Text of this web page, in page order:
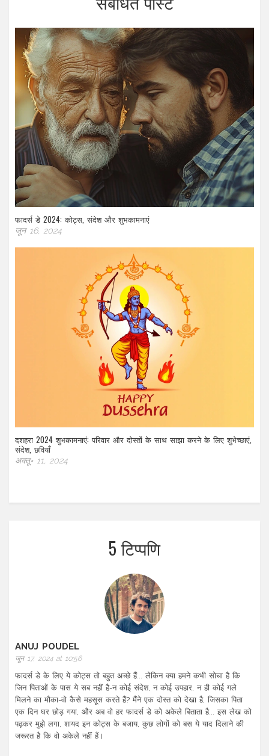
फादर्स डे 2024: कोट्स, संदेश और शुभकामनाएं
जून 16, 2024
दशहरा 2024 शुभकामनाएं: परिवार और दोस्तों के साथ साझा करने के लिए शुभेच्छाएं,
संदेश, छवियाँ
अक्तू॰ 11, 2024
5 टिप्पणि
ANUJ POUDEL
जून 17, 2024 at 10:56
फादर्स डे के लिए ये कोट्स तो बहुत अच्छे हैं... लेकिन क्या हमने कभी सोचा है कि
जिन पिताओं के पास ये सब नहीं है-न कोई संदेश, न कोई उपहार, न ही कोई गले
मिलने का मौका-वो कैसे महसूस करते हैं? मैंने एक दोस्त को देखा है, जिसका पिता
एक दिन घर छोड़ गया, और अब वो हर फादर्स डे को अकेले बिताता है... इस लेख को
पढ़कर मुझे लगा, शायद इन कोट्स के बजाय, कुछ लोगों को बस ये याद दिलाने की
जरूरत है कि वो अकेले नहीं हैं।